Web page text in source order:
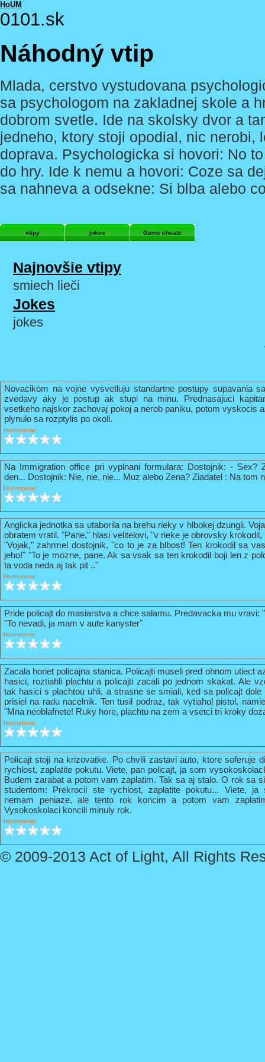
HoUM
0101.sk
Náhodný vtip
Mlada, cerstvo vystudovana
sa psychologom na zakladnej skole a
dobrom svetle. Ide na skolsky dvor a
jedneho, ktory stoji opodial, nic nerobi,
doprava. Psychologicka si hovori: No
do hry. Ide k nemu a hovori: Coze sa
sa nahneva a odsekne: Si blba alebo
vtipy jokes Game cheats
Najnovšie vtipy
smiech lieči
Jokes
jokes
Novacikom na vojne vysvetluju standartne postupy supavania
zvedavy aky je postup ak stupi na minu. Prednasajuci
vsetkeho najskor zachovaj pokoj a nerob paniku, potom vyskocis
plynulo sa rozptylis po okoli.
Hodnotenie:
Na Immigration office pri vyplnani formulara: Dostojnik: - Sex?
den... Dostojnik: Nie, nie, nie... Muz alebo Zena? Ziadatel : Na tom
Hodnotenie:
Anglicka jednotka sa utaborila na brehu rieky v hlbokej dzungli.
obratem vratil. "Pane," hlasi velitelovi, "v rieke je obrovsky
"Vojak," zahrmel dostojnik, "co to je za blbost! Ten krokodil sa
jeho!" "To je mozne, pane. Ak sa vsak sa ten krokodil boji len z
ta voda neda aj tak pit .."
Hodnotenie:
Pride policajt do masiarstva a chce salamu. Predavacka mu vravi:
"To nevadi, ja mam v aute kanyster"
Hodnotenie:
Zacala horiet policajna stanica. Policajti museli pred ohnom utiect
hasici, roztiahli plachtu a policajti zacali po jednom skakat. Ale
tak hasici s plachtou uhli, a strasne se smiali, ked sa policajt
prisiel na radu nacelnik. Ten tusil podraz, tak vytiahol pistol,
"Mna neoblafnete! Ruky hore, plachtu na zem a vsetci tri kroky
Hodnotenie:
Policajt stoji na krizovatke. Po chvili zastavi auto, ktore soferuje
rychlost, zaplatite pokutu. Viete, pan policajt, ja som
Budem zarabat a potom vam zaplatim. Tak sa aj stalo. O rok sa
studentom: Prekrocil ste rychlost, zaplatite pokutu... Viete,
nemam peniaze, ale tento rok koncim a potom vam
Vysokoskolaci koncili minuly rok.
Hodnotenie:
© 2009-2013 Act of Light, All Rights